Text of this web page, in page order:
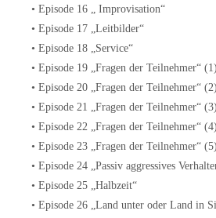
• Episode 16 „ Improvisation“
• Episode 17 „Leitbilder“
• Episode 18 „Service“
• Episode 19 „Fragen der Teilnehmer“ (1)
• Episode 20 „Fragen der Teilnehmer“ (2)
• Episode 21 „Fragen der Teilnehmer“ (3)
• Episode 22 „Fragen der Teilnehmer“ (4)
• Episode 23 „Fragen der Teilnehmer“ (5)
• Episode 24 „Passiv aggressives
• Episode 25 „Halbzeit“
• Episode 26 „Land unter oder Land in